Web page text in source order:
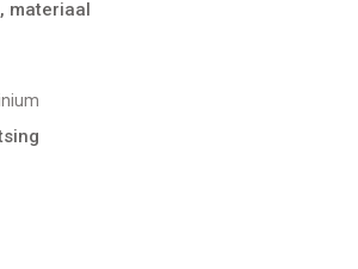
materiaal